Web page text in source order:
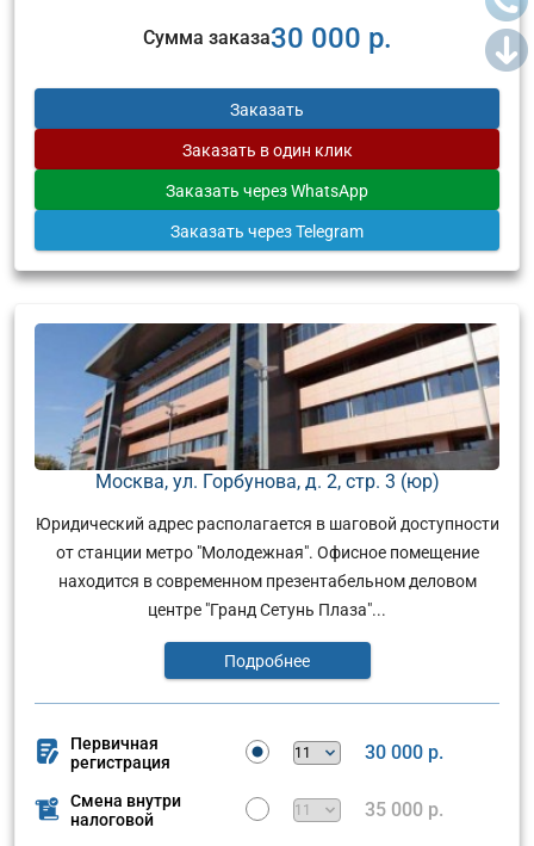
Сумма заказа30 000 р.
Заказать
Заказать в один клик
Заказать через WhatsApp
Заказать через Telegram
Москва, ул. Горбунова, д. 2, стр. 3 (юр)
Юридический адрес располагается в шаговой доступности
от станции метро "Молодежная". Офисное помещение
находится в современном презентабельном деловом
центре "Гранд Сетунь Плаза"...
Подробнее
Первичная
регистрация
30 000 р.
Смена внутри
налоговой
35 000 р.